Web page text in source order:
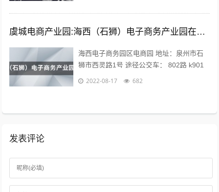
虞城电商产业园:海西（石狮）电子商务产业园在哪？
海西电子商务园区电商园 地址：泉州市石
狮市西灵路1号 途径公交车： 802路 k901
路 k902路到石狮服装城南区公交站下车向
2022-08-17 682
发表评论